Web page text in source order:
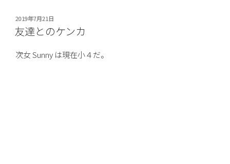
急
ハ
ラ
投
稿
日:
2019年7月21日
友達とのケンカ
次女 Sunny は現在小４だ。